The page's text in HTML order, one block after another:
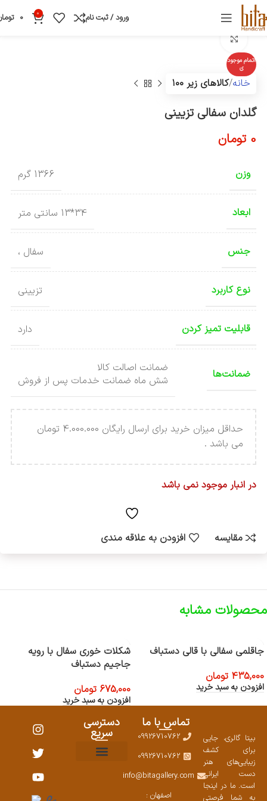
ورود / ثبت نام 0
0
اتمام موجود
ی
خانه کالاهای زیر ۱۰۰
گلدان سفالی تزیینی
0 تومان
وزن 1366 گرم
ابعاد 34*13 سانتی متر
جنس سفال ،
نوع کاربرد تزیینی
قابلیت تمیز کردن دارد
ضمانت‌ها
ضمانت اصالت کالا
شش ماه ضمانت خدمات پس از فروش
حداقل میزان خرید برای ارسال رایگان 4.000.000 تومان
می باشد .
در انبار موجود نمی باشد
مقایسه افزودن به علاقه مندی
محصولات مشابه
جاقلمی سفالی با قالی دستباف
435,000 تومان
افزودن به سبد خرید
شکلات خوری سفال با رویه
جاجیم دستباف
675,000 تومان
افزودن به سبد خرید
بیتا گالری، جایی
برای کشف
زیبایی‌های هنر
دست ایرانی
است. ما در اینجا
به شما فرصتی
تماس با ما
09926710762
09926710762
info@bitagallery.com
اصفهان :
دسترسی
سریع